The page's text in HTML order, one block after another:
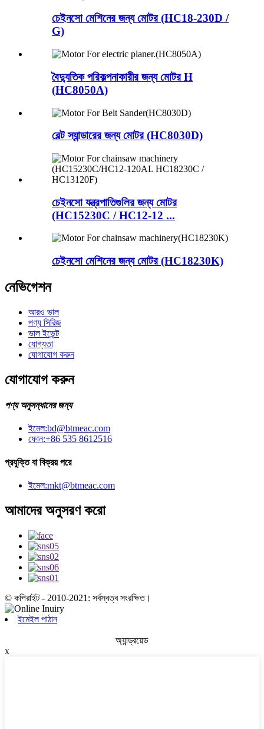
চেইনসো মেশিনের জন্য মোটর (HC18-230D /
G)
বৈদ্যুতিক পরিকল্পনাকারীর জন্য মোটর H
(HC8050A)
বেল্ট স্যান্ডারের জন্য মোটর (HC8030D)
চেইনসো যন্ত্রপাতিগুলির জন্য মোটর
(HC15230C / HC12-12 ...
চেইনসো মেশিনের জন্য মোটর (HC18230K)
নেভিগেশন
আরও ভাল
পণ্য সিরিজ
ভাল ইভেন্ট
যোগ্যতা
যোগাযোগ করুন
যোগাযোগ করুন
পণ্য অনুসন্ধানের জন্য
ইমেল:bd@btmeac.com
ফোন:+86 535 8612516
প্রযুক্তি বা বিক্রয় পরে
ইমেল:mkt@btmeac.com
আমাদের অনুসরণ করো
© কপিরাইট - 2010-2021: সর্বস্বত্ব সংরক্ষিত।
ইমেইল পাঠান
অ্যান্ড্রয়েড
x